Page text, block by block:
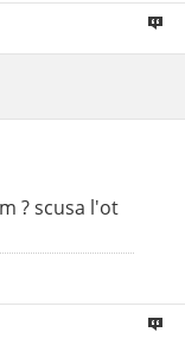
? scusa l'ot